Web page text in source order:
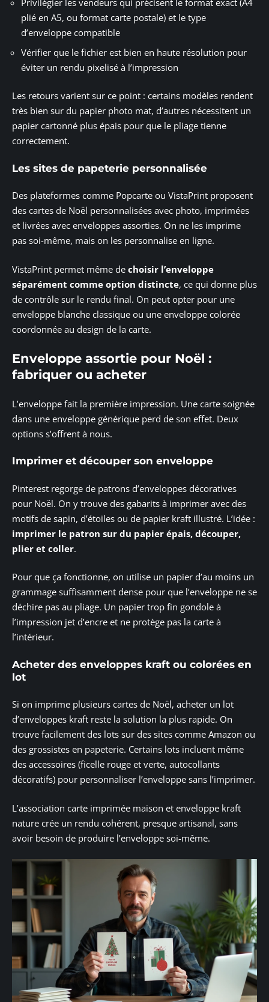
Privilégier les vendeurs qui précisent le format exact (A4
plié en A5, ou format carte postale) et le type
d’enveloppe compatible
Vérifier que le fichier est bien en haute résolution pour
éviter un rendu pixelisé à l’impression
Les retours varient sur ce point : certains modèles rendent
très bien sur du papier photo mat, d’autres nécessitent un
papier cartonné plus épais pour que le pliage tienne
correctement.
Les sites de papeterie personnalisée
Des plateformes comme Popcarte ou VistaPrint proposent
des cartes de Noël personnalisées avec photo, imprimées
et livrées avec enveloppes assorties. On ne les imprime
pas soi-même, mais on les personnalise en ligne.
VistaPrint permet même de choisir l’enveloppe
séparément comme option distincte, ce qui donne plus
de contrôle sur le rendu final. On peut opter pour une
enveloppe blanche classique ou une enveloppe colorée
coordonnée au design de la carte.
Enveloppe assortie pour Noël :
fabriquer ou acheter
L’enveloppe fait la première impression. Une carte soignée
dans une enveloppe générique perd de son effet. Deux
options s’offrent à nous.
Imprimer et découper son enveloppe
Pinterest regorge de patrons d’enveloppes décoratives
pour Noël. On y trouve des gabarits à imprimer avec des
motifs de sapin, d’étoiles ou de papier kraft illustré. L’idée :
imprimer le patron sur du papier épais, découper,
plier et coller.
Pour que ça fonctionne, on utilise un papier d’au moins un
grammage suffisamment dense pour que l’enveloppe ne se
déchire pas au pliage. Un papier trop fin gondole à
l’impression jet d’encre et ne protège pas la carte à
l’intérieur.
Acheter des enveloppes kraft ou colorées en
lot
Si on imprime plusieurs cartes de Noël, acheter un lot
d’enveloppes kraft reste la solution la plus rapide. On
trouve facilement des lots sur des sites comme Amazon ou
des grossistes en papeterie. Certains lots incluent même
des accessoires (ficelle rouge et verte, autocollants
décoratifs) pour personnaliser l’enveloppe sans l’imprimer.
L’association carte imprimée maison et enveloppe kraft
nature crée un rendu cohérent, presque artisanal, sans
avoir besoin de produire l’enveloppe soi-même.